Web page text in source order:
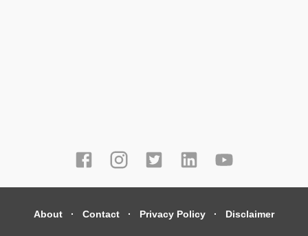
About Contact Privacy Policy Disclaimer